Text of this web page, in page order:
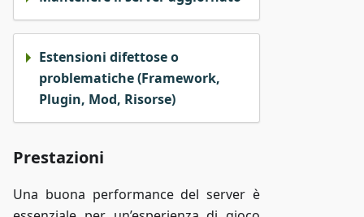
Estensioni difettose o
problematiche (Framework,
Plugin, Mod, Risorse)
Prestazioni
Una buona performance del server è